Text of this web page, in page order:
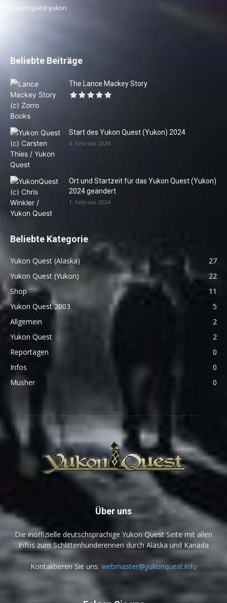
yukon quest yukon
Beliebte Beiträge
The Lance Mackey Story
Start des Yukon Quest (Yukon) 2024
4. Februar 2024
Ort und Startzeit für das Yukon Quest (Yukon)
2024 geändert
1. Februar 2024
Beliebte Kategorie
Yukon Quest (Alaska)
27
Yukon Quest (Yukon)
22
Shop
11
Yukon Quest 2003
5
Allgemein
2
Yukon Quest
2
Reportagen
0
Infos
0
Musher
0
Über uns
Die inoffizielle deutschsprachige Yukon Quest Seite mit allen
Infos zum Schlittenhunderennen durch Alaska und Kanada
Kontaktieren Sie uns: webmaster@yukonquest.info